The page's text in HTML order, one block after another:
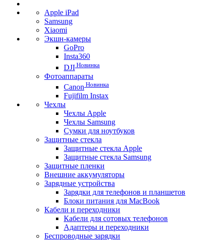
Apple iPad
Samsung
Xiaomi
Экшн-камеры
GoPro
Insta360
DJI Новинка
Фотоаппараты
Canon Новинка
Fujifilm Instax
Чехлы
Чехлы Apple
Чехлы Samsung
Сумки для ноутбуков
Защитные стекла
Защитные стекла Apple
Защитные стекла Samsung
Защитные пленки
Внешние аккумуляторы
Зарядные устройства
Зарядки для телефонов и планшетов
Блоки питания для MacBook
Кабели и переходники
Кабели для сотовых телефонов
Адаптеры и переходники
Беспроводные зарядки